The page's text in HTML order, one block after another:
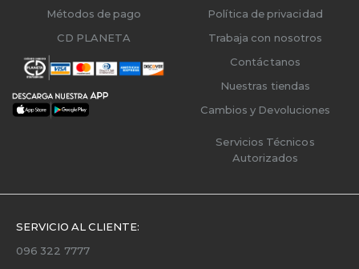
Métodos de pago
CD PLANETA
Política de privacidad
Trabaja con nosotros
Contáctanos
Nuestras tiendas
Cambios y Devoluciones
Servicios Técnicos
Autorizados
SERVICIO AL CLIENTE:
096 322 7777